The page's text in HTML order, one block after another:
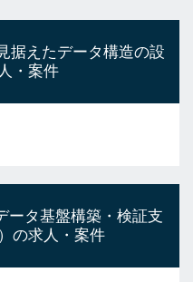
据えたデータ構造の設
・案件
ータ基盤構築・検証支
の求人・案件